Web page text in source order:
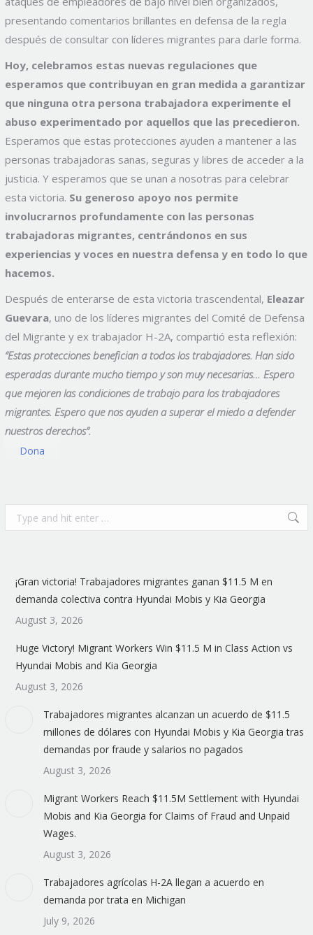
presentando comentarios brillantes en defensa de la regla
después de consultar con líderes migrantes para darle forma.
Hoy, celebramos estas nuevas regulaciones que
esperamos que contribuyan en gran medida a garantizar
que ninguna otra persona trabajadora experimente el
abuso experimentado por aquellos que las precedieron.
Esperamos que estas protecciones ayuden a mantener a las
personas trabajadoras sanas, seguras y libres de acceder a la
justicia. Y esperamos que se unan a nosotras para celebrar
esta victoria. Su generoso apoyo nos permite
involucrarnos profundamente con las personas
trabajadoras migrantes, centrándonos en sus
experiencias y voces en nuestra defensa y en todo lo que
hacemos.
Después de enterarse de esta victoria trascendental, Eleazar
Guevara, uno de los líderes migrantes del Comité de Defensa
del Migrante y ex trabajador H-2A, compartió esta reflexión:
“Estas protecciones benefician a todos los trabajadores. Han sido
esperadas durante mucho tiempo y son muy necesarias… Espero
que mejoren las condiciones de trabajo para los trabajadores
migrantes. Espero que nos ayuden a superar el miedo a defender
nuestros derechos”.
Dona
Search:
¡Gran victoria! Trabajadores migrantes ganan $11.5 M en
demanda colectiva contra Hyundai Mobis y Kia Georgia
August 3, 2026
Huge Victory! Migrant Workers Win $11.5 M in Class Action vs
Hyundai Mobis and Kia Georgia
August 3, 2026
Trabajadores migrantes alcanzan un acuerdo de $11.5
millones de dólares con Hyundai Mobis y Kia Georgia tras
demandas por fraude y salarios no pagados
August 3, 2026
Migrant Workers Reach $11.5M Settlement with Hyundai
Mobis and Kia Georgia for Claims of Fraud and Unpaid
Wages.
August 3, 2026
Trabajadores agrícolas H-2A llegan a acuerdo en
demanda por trata en Michigan
July 9, 2026